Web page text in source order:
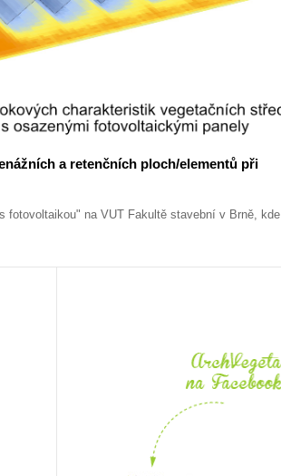
a retenčních ploch/elementů při
fotovoltaikou" na VUT Fakultě stavební v Brně, kde